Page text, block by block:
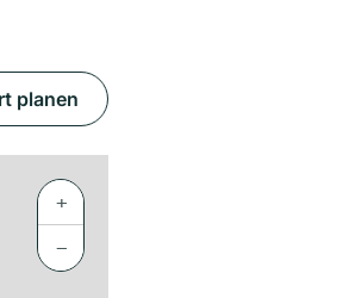
planen
+
−